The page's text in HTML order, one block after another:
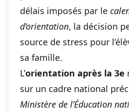
délais imposés par le
d’orientation, la décision
source de stress pour
sa famille.
L’orientation après la 3e
sur un cadre national
Ministère de l’Éducation